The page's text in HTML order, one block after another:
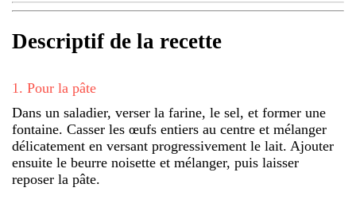
Descriptif de la recette
1 . Pour la pâte
Dans un saladier, verser la farine, le sel, et former une
fontaine. Casser les œufs entiers au centre et mélanger
délicatement en versant progressivement le lait. Ajouter
ensuite le beurre noisette et mélanger, puis laisser
reposer la pâte.